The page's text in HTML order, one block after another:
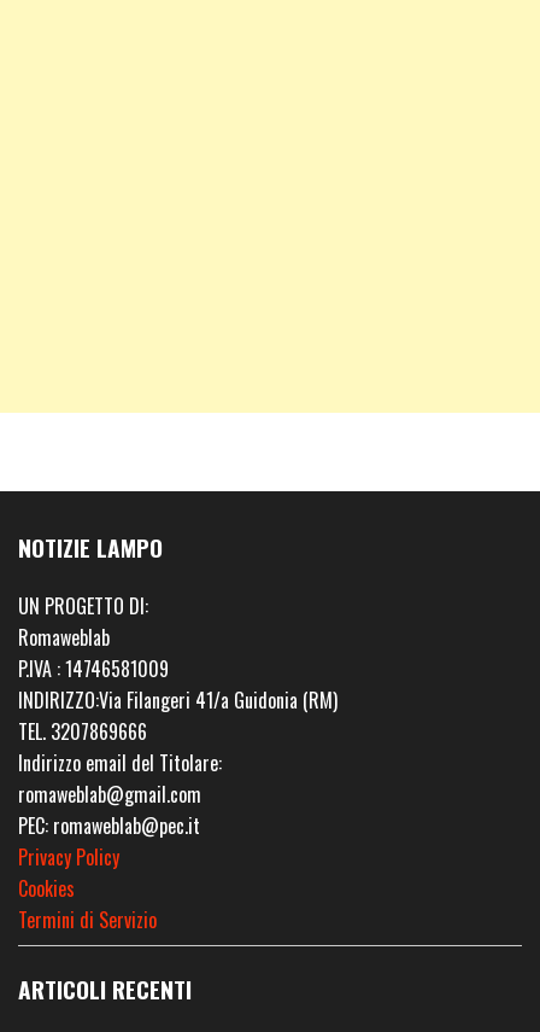
NOTIZIE LAMPO
UN PROGETTO DI:
Romaweblab
P.IVA : 14746581009
INDIRIZZO:Via Filangeri 41/a Guidonia (RM)
TEL. 3207869666
Indirizzo email del Titolare:
romaweblab@gmail.com
PEC: romaweblab@pec.it
Privacy Policy
Cookies
Termini di Servizio
ARTICOLI RECENTI